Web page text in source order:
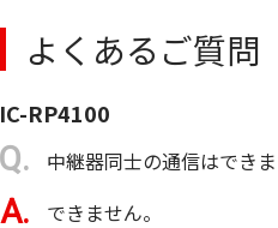
よくあるご質問
IC-RP4100
中継器同士の通信はできま
できません。